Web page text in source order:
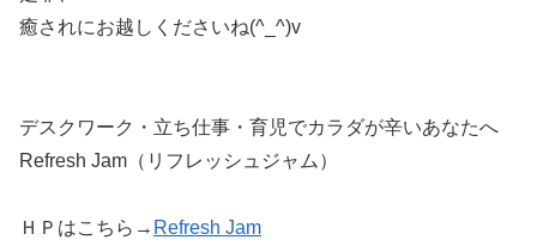
癒されにお越しくださいね(^_^)v
デスクワーク・立ち仕事・育児でカラダが辛いあなたへ
Refresh Jam（リフレッシュジャム）
ＨＰはこちら→ Refresh Jam